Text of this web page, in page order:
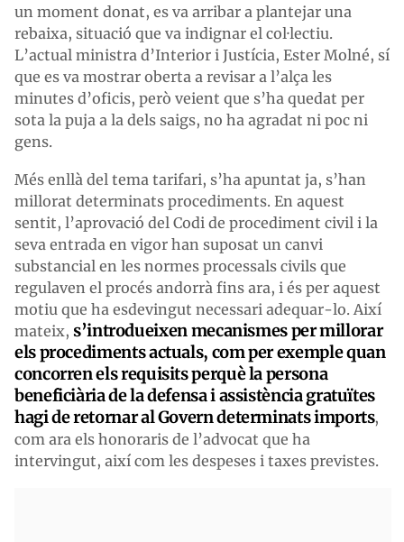
un moment donat, es va arribar a plantejar una
rebaixa, situació que va indignar el col·lectiu.
L’actual ministra d’Interior i Justícia, Ester Molné, sí
que es va mostrar oberta a revisar a l’alça les
minutes d’oficis, però veient que s’ha quedat per
sota la puja a la dels saigs, no ha agradat ni poc ni
gens.
Més enllà del tema tarifari, s’ha apuntat ja, s’han
millorat determinats procediments. En aquest
sentit, l’aprovació del Codi de procediment civil i la
seva entrada en vigor han suposat un canvi
substancial en les normes processals civils que
regulaven el procés andorrà fins ara, i és per aquest
motiu que ha esdevingut necessari adequar-lo. Així
mateix, s’introdueixen mecanismes per millorar
els procediments actuals, com per exemple quan
concorren els requisits perquè la persona
beneficiària de la defensa i assistència gratuïtes
hagi de retornar al Govern determinats imports,
com ara els honoraris de l’advocat que ha
intervingut, així com les despeses i taxes previstes.